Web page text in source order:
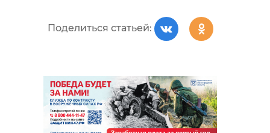
Поделиться статьей: